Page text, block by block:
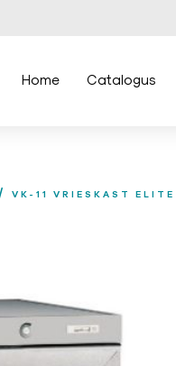
Home Catalogus
/ VK-11 VRIESKAST